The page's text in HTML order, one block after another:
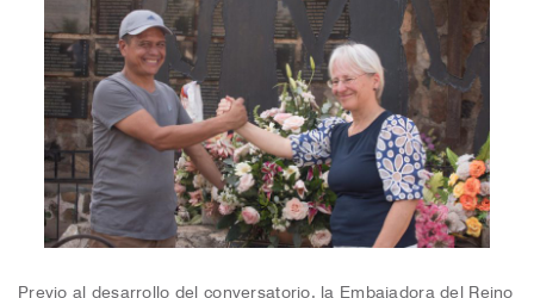
Previo al desarrollo del conversatorio, la Embajadora del Reino